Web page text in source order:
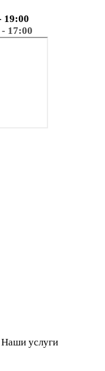
19:00
17:00
Наши услуги